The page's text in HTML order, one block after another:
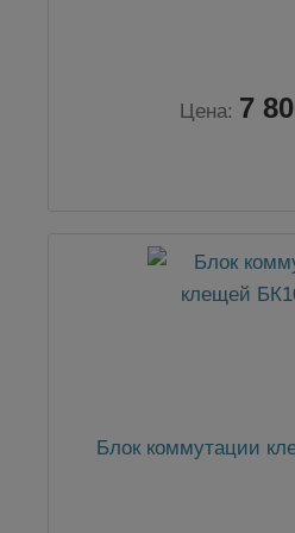
Цена: 7
Блок коммутации